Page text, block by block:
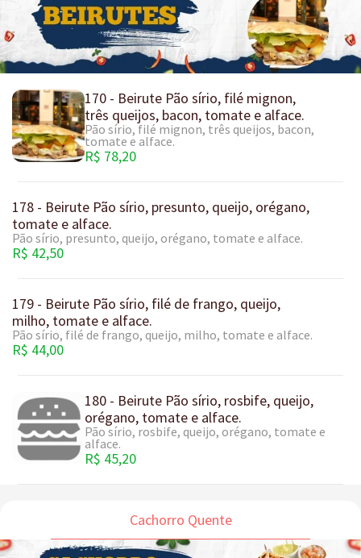
170 - Beirute Pão sírio, filé mignon,
três queijos, bacon, tomate e alface.
Pão sírio, filé mignon, três queijos, bacon,
tomate e alface.
R$ 78,20
178 - Beirute Pão sírio, presunto, queijo, orégano,
tomate e alface.
Pão sírio, presunto, queijo, orégano, tomate e alface.
R$ 42,50
179 - Beirute Pão sírio, filé de frango, queijo,
milho, tomate e alface.
Pão sírio, filé de frango, queijo, milho, tomate e alface.
R$ 44,00
180 - Beirute Pão sírio, rosbife, queijo,
orégano, tomate e alface.
Pão sírio, rosbife, queijo, orégano, tomate e
alface.
R$ 45,20
Cachorro Quente